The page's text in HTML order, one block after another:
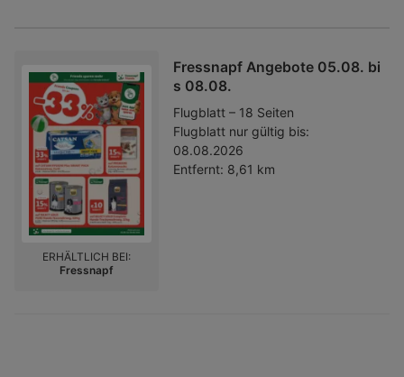
Fressnapf Angebote 05.08. bi
s 08.08.
Flugblatt – 18 Seiten
Flugblatt nur gültig bis:
08.08.2026
Entfernt: 8,61 km
ERHÄLTLICH BEI:
Fressnapf